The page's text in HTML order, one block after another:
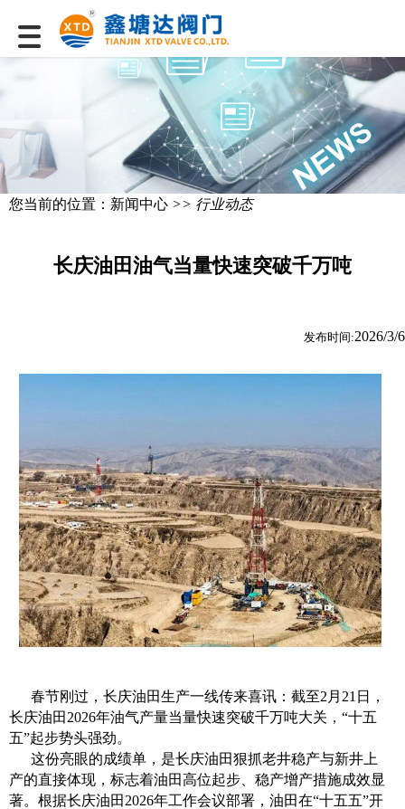
您当前的位置： 新闻中心 >> 行业动态
长庆油田油气当量快速突破千万吨
发布时间:2026/3/6
春节刚过，长庆油田生产一线传来喜讯：截至2月21日，
长庆油田2026年油气产量当量快速突破千万吨大关，“十五
五”起步势头强劲。
这份亮眼的成绩单，是长庆油田狠抓老井稳产与新井上
产的直接体现，标志着油田高位起步、稳产增产措施成效显
著。根据长庆油田2026年工作会议部署，油田在“十五五”开